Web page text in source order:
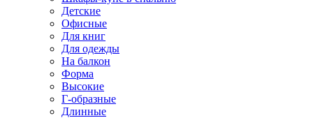
Детские
Офисные
Для книг
Для одежды
На балкон
Форма
Высокие
Г-образные
Длинные